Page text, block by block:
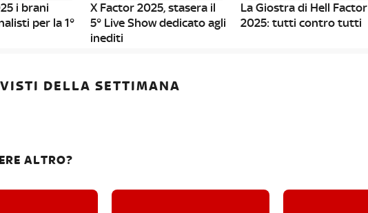
i brani
per la 1°
X Factor 2025, stasera il
5° Live Show dedicato agli
inediti
La Giostra di Hell Factor
2025: tutti contro tutti
DELLA SETTIMANA
ALTRO?